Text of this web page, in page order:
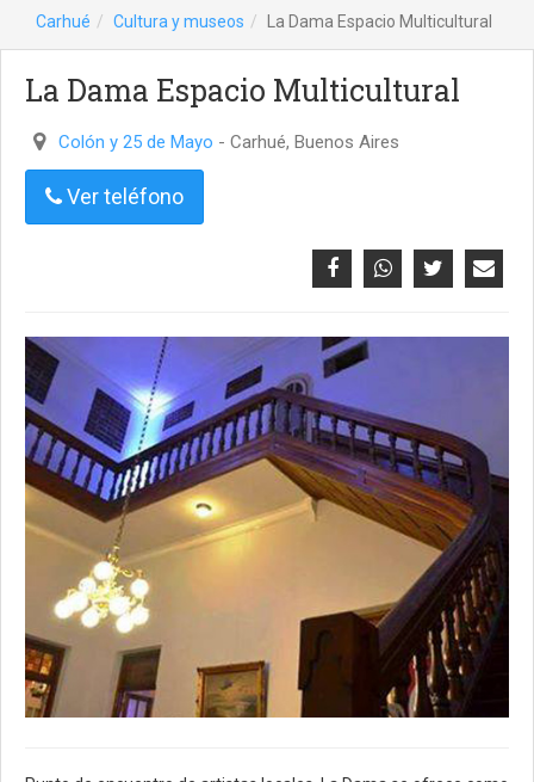
Carhué Cultura y museos La Dama Espacio Multicultural
La Dama Espacio Multicultural
Colón y 25 de Mayo - Carhué, Buenos Aires
Ver teléfono